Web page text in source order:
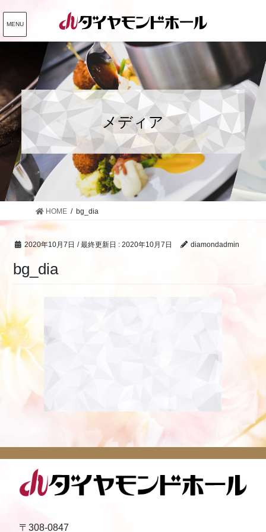
ン
テ
移
動
ビ
ゲ
ン
に
移
動
メディア
HOME bg_dia
2020年10月7日 / 最終更新日 :2020年10月7日 diamondadmin
bg_dia
〒308-0847
MENU